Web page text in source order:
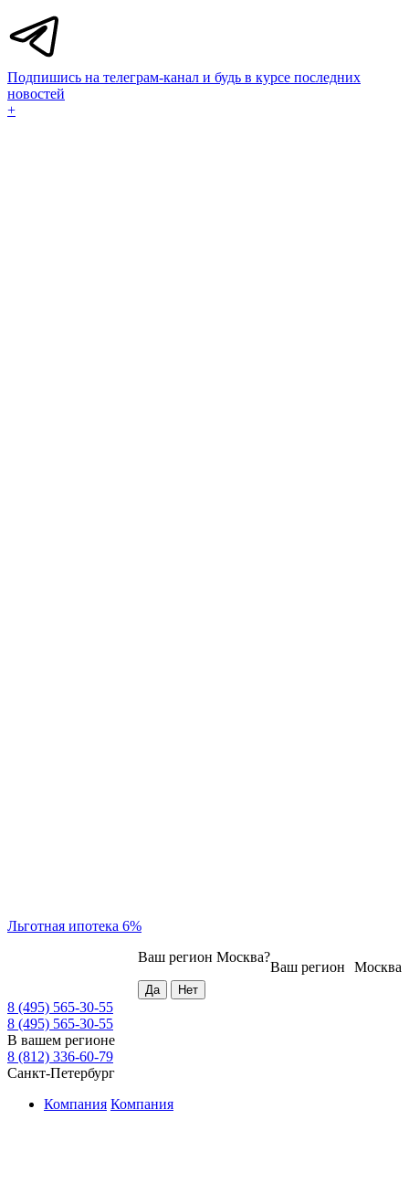
Подпишись на телеграм-канал и будь в курсе последних
новостей
+
Льготная ипотека 6%
Москва
Ваш регион
Ваш регион Москва?
8 (495) 565-30-55
8 (495) 565-30-55
В вашем регионе
8 (812) 336-60-79
Санкт-Петербург
Компания Компания